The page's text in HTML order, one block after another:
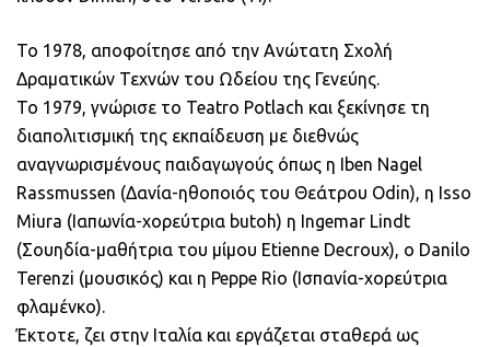
Το 1978, αποφοίτησε από την Ανώτατη Σχολή
Δραματικών Τεχνών του Ωδείου της Γενεύης.
Το 1979, γνώρισε το Teatro Potlach και ξεκίνησε τη
διαπολιτισμική της εκπαίδευση με διεθνώς
αναγνωρισμένους παιδαγωγούς όπως η Iben Nagel
Rassmussen (Δανία-ηθοποιός του Θεάτρου Odin), η Isso
Miura (Ιαπωνία-χορεύτρια butoh) η Ingemar Lindt
(Σουηδία-μαθήτρια του μίμου Etienne Decroux), ο Danilo
Terenzi (μουσικός) και η Peppe Rio (Ισπανία-χορεύτρια
φλαμένκο).
Έκτοτε, ζει στην Ιταλία και εργάζεται σταθερά ως